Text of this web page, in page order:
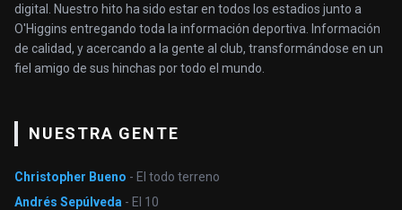
digital. Nuestro hito ha sido estar en todos los estadios junto a
O'Higgins entregando toda la información deportiva. Información
de calidad, y acercando a la gente al club, transformándose en un
fiel amigo de sus hinchas por todo el mundo.
NUESTRA GENTE
Christopher Bueno - El todo terreno
Andrés Sepúlveda - El 10